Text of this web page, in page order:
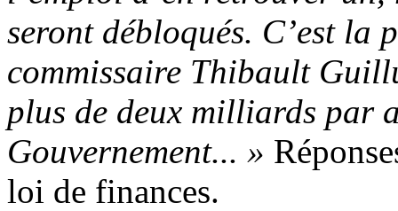
seront débloqués. C’est la
commissaire Thibault
plus de deux milliards par
Gouvernement... »
loi de finances.